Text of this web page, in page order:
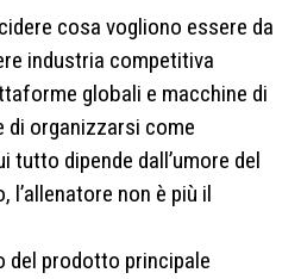
cosa vogliono essere da
industria competitiva
globali e macchine di
di organizzarsi come
tutto dipende dall’umore del
l’allenatore non è più il
del prodotto principale